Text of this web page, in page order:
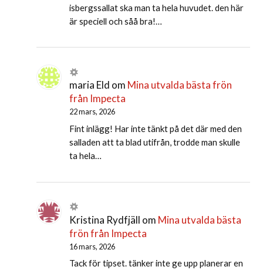
isbergssallat ska man ta hela huvudet. den här
är speciell och såå bra!…
maria Eld om Mina utvalda bästa frön
från Impecta
22 mars, 2026
Fint inlägg! Har inte tänkt på det där med den
salladen att ta blad utifrån, trodde man skulle
ta hela…
Kristina Rydfjäll om Mina utvalda bästa
frön från Impecta
16 mars, 2026
Tack för tipset. tänker inte ge upp planerar en